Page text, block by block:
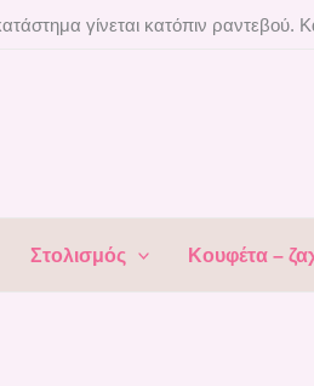
γίνεται κατόπιν ραντεβού.
Στολισμός Κουφέτα –